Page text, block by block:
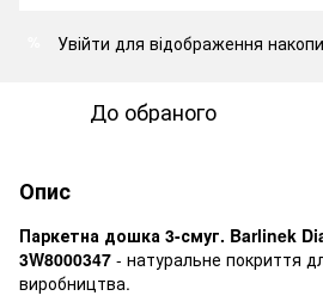
Увійти для відображення
До обраного
Опис
Паркетна дошка 3-смуг. Barlinek
3W8000347 - натуральне покриття
виробництва.